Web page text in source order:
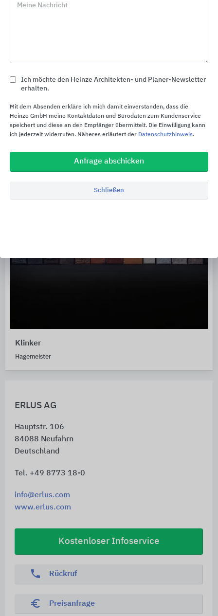
ERLUS AG
Hauptstr. 106
84088 Neufahrn
Deutschland
Tel. +49 8773 18-0
info@erlus.com
www.erlus.com
Kostenloser Infoservice
phone Rückruf
euro_symbol Preisanfrage
Dachfenster mit Isolierverglasung
Klinker
Hagemeister
Meine Nachricht
Ich möchte den Heinze Architekten- und Planer-Newsletter
erhalten.
Mit dem Absenden erkläre ich mich damit einverstanden, dass die
Heinze GmbH meine Kontaktdaten und Bürodaten zum Kundenservice
speichert und diese an den Empfänger übermittelt. Die Einwilligung kann
ich jederzeit widerrufen. Näheres erläutert der Datenschutzhinweis.
Anfrage abschicken
Schließen